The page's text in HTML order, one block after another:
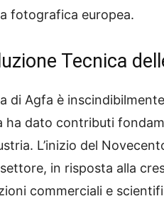
fotografica europea.
Tecnica
di Agfa è
ha dato contributi
L’inizio del
in risposta alla
commerciali e